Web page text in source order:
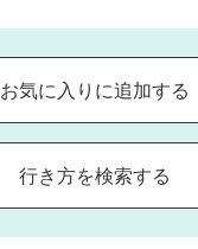
お気に入りに追加する
行き方を検索する